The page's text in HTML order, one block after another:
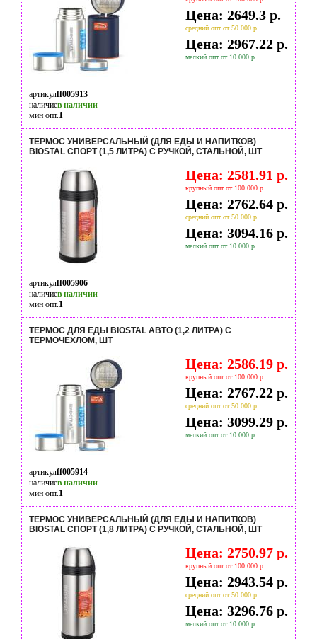
Цена: 2649.3 р.
средний опт от 50 000 р.
Цена: 2967.22 р.
мелкий опт от 10 000 р.
артикулff005913
наличиев наличии
мин опт.1
ТЕРМОС УНИВЕРСАЛЬНЫЙ (ДЛЯ ЕДЫ И НАПИТКОВ)
BIOSTAL СПОРТ (1,5 ЛИТРА) С РУЧКОЙ, СТАЛЬНОЙ, ШТ
Цена: 2581.91 р.
крупный опт от 100 000 р.
Цена: 2762.64 р.
средний опт от 50 000 р.
Цена: 3094.16 р.
мелкий опт от 10 000 р.
артикулff005906
наличиев наличии
мин опт.1
ТЕРМОС ДЛЯ ЕДЫ BIOSTAL АВТО (1,2 ЛИТРА) С
ТЕРМОЧЕХЛОМ, ШТ
Цена: 2586.19 р.
крупный опт от 100 000 р.
Цена: 2767.22 р.
средний опт от 50 000 р.
Цена: 3099.29 р.
мелкий опт от 10 000 р.
артикулff005914
наличиев наличии
мин опт.1
ТЕРМОС УНИВЕРСАЛЬНЫЙ (ДЛЯ ЕДЫ И НАПИТКОВ)
BIOSTAL СПОРТ (1,8 ЛИТРА) С РУЧКОЙ, СТАЛЬНОЙ, ШТ
Цена: 2750.97 р.
крупный опт от 100 000 р.
Цена: 2943.54 р.
средний опт от 50 000 р.
Цена: 3296.76 р.
мелкий опт от 10 000 р.